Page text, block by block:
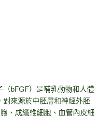
bFGF）是哺乳動物和人體
來源於中胚層和神經外胚
、成纖維細胞、血管內皮細